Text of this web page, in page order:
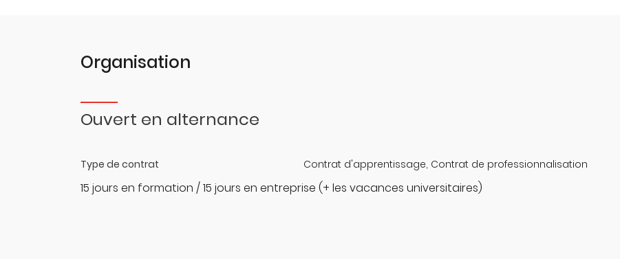
Organisation
Ouvert en alternance
Type de contrat Contrat d'apprentissage, Contrat de professionnalisation
15 jours en formation / 15 jours en entreprise (+ les vacances universitaires)